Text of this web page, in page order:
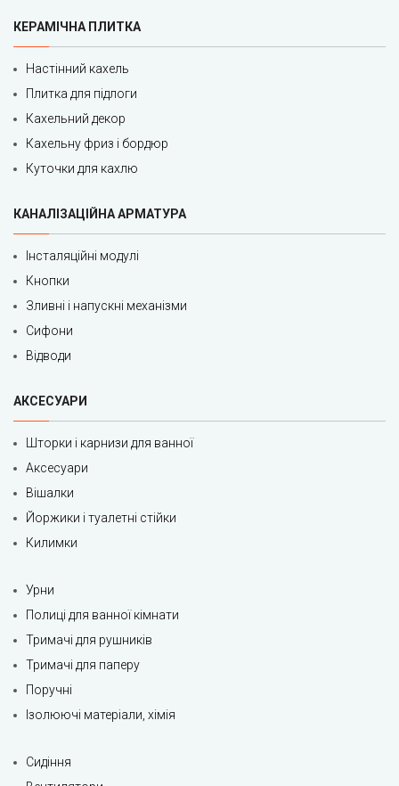
КЕРАМІЧНА ПЛИТКА
Настінний кахель
Плитка для підлоги
Кахельний декор
Кахельну фриз і бордюр
Куточки для кахлю
КАНАЛІЗАЦІЙНА АРМАТУРА
Інсталяційні модулі
Кнопки
Зливні і напускні механізми
Сифони
Відводи
АКСЕСУАРИ
Шторки і карнизи для ванної
Аксесуари
Вішалки
Йоржики і туалетні стійки
Килимки
Урни
Полиці для ванної кімнати
Тримачі для рушників
Тримачі для паперу
Поручні
Ізолюючі матеріали, хімія
Сидіння